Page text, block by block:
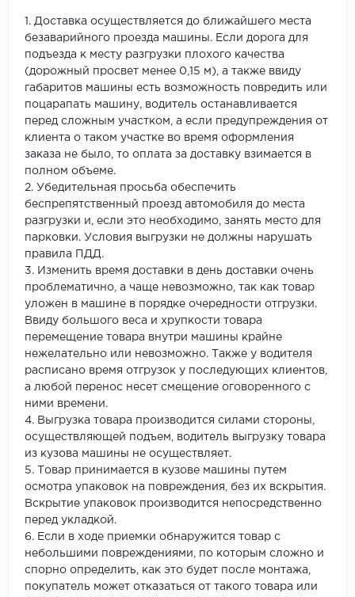
1. Доставка осуществляется до ближайшего места
безаварийного проезда машины. Если дорога для
подъезда к месту разгрузки плохого качества
(дорожный просвет менее 0,15 м), а также ввиду
габаритов машины есть возможность повредить или
поцарапать машину, водитель останавливается
перед сложным участком, а если предупреждения от
клиента о таком участке во время оформления
заказа не было, то оплата за доставку взимается в
полном объеме.
2. Убедительная просьба обеспечить
беспрепятственный проезд автомобиля до места
разгрузки и, если это необходимо, занять место для
парковки. Условия выгрузки не должны нарушать
правила ПДД.
3. Изменить время доставки в день доставки очень
проблематично, а чаще невозможно, так как товар
уложен в машине в порядке очередности отгрузки.
Ввиду большого веса и хрупкости товара
перемещение товара внутри машины крайне
нежелательно или невозможно. Также у водителя
расписано время отгрузок у последующих клиентов,
а любой перенос несет смещение оговоренного с
ними времени.
4. Выгрузка товара производится силами стороны,
осуществляющей подъем, водитель выгрузку товара
из кузова машины не осуществляет.
5. Товар принимается в кузове машины путем
осмотра упаковок на повреждения, без их вскрытия.
Вскрытие упаковок производится непосредственно
перед укладкой.
6. Если в ходе приемки обнаружится товар с
небольшими повреждениями, по которым сложно и
спорно определить, как это будет после монтажа,
покупатель может отказаться от такого товара или